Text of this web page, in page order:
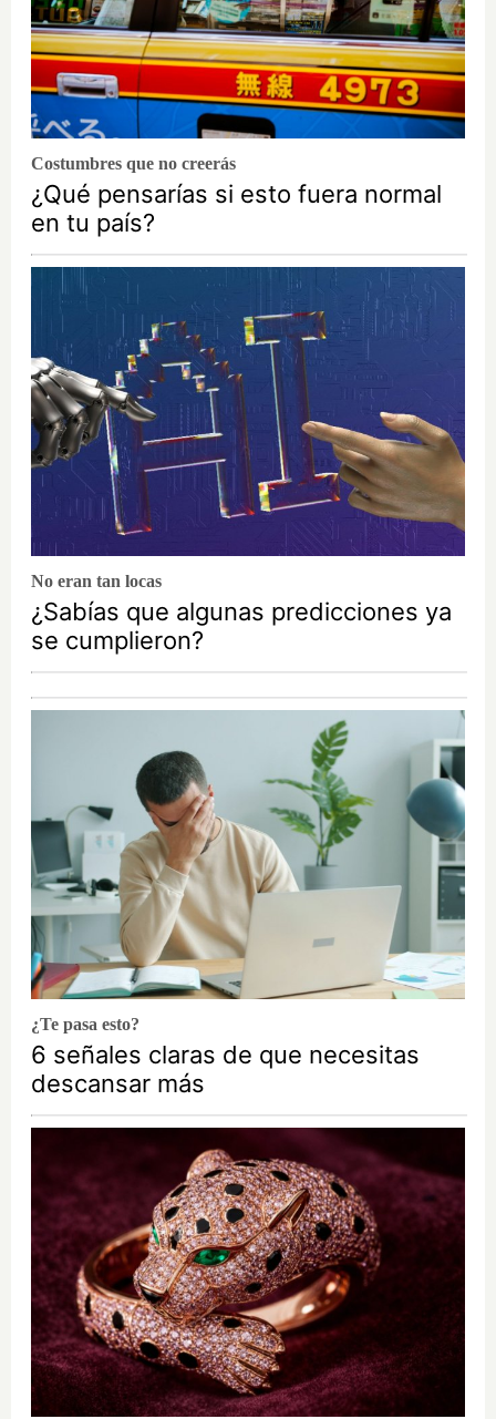
Costumbres que no creerás
¿Qué pensarías si esto fuera normal
en tu país?
No eran tan locas
¿Sabías que algunas predicciones ya
se cumplieron?
¿Te pasa esto?
6 señales claras de que necesitas
descansar más